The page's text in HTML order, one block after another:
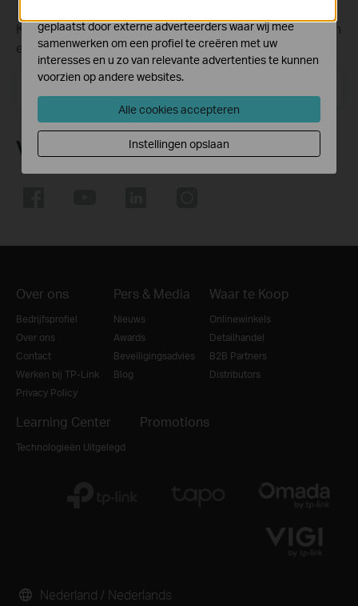
Krijg updates over nieuwe producten, samenwerkingen
en ander interessant nieuws
Email Address
Volg Ons
Over ons
Bedrijfsprofiel
Over ons
Contact
Werken bij TP-Link
Privacy Policy
Pers & Media
Nieuws
Awards
Beveiligingsadvies
Blog
Waar te Koop
Onlinewinkels
Detailhandel
B2B Partners
Distributors
Learning Center
Technologieën Uitgelegd
Promotions
Nederland / Nederlands
geplaatst door externe adverteerders waar wij mee
samenwerken om een profiel te creëren met uw
interesses en u zo van relevante advertenties te kunnen
voorzien op andere websites.
Alle cookies accepteren
Instellingen opslaan